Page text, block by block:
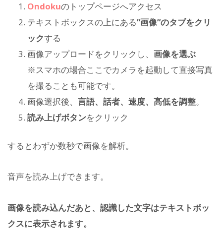
Ondokuのトップページへアクセス
テキストボックスの上にある”画像”のタブをクリ
ックする
画像アップロードをクリックし、 画像を選ぶ
※スマホの場合ここでカメラを起動して直接写真
を撮ることも可能です。
画像選択後、 言語、話者、速度、高低を調整。
読み上げボタンをクリック
するとわずか数秒で画像を解析。
音声を読み上げできます。
画像を読み込んだあと、認識した文字はテキストボッ
クスに表示されます。